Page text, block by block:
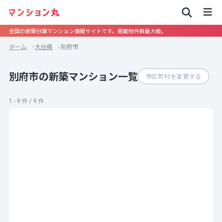
全国の新築分譲マンション情報サイトです。掲載物件数最大級。
ホーム 大分県 別府市
別府市の新築マンション一覧 市区町村を変更する
1 - 9 件 / 9 件